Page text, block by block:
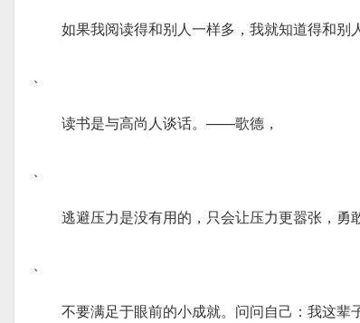
如果我阅读得和别人一样多，我就知道得和别
、
读书是与高尚人谈话。——歌德，
、
逃避压力是没有用的，只会让压力更嚣张，勇
、
不要满足于眼前的小成就。问问自己：我这辈